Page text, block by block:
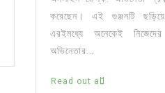
করেছেন। এই গুঞ্জনটি
এরইমধ্যে অনেকেই
অভিনেতার...
Read out all